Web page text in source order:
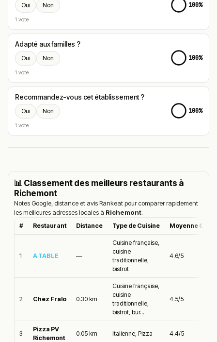
Oui Non
1 vote
100%
Adapté aux familles ?
Oui Non
1 vote
100%
Recommandez-vous cet établissement ?
Oui Non
1 vote
100%
📊 Classement des meilleurs restaurants à
Richemont
Notes Google, distance et avis Rankeat pour comparer rapidement
les meilleures adresses locales à Richemont.
# Restaurant Distance Type de Cuisine Moyenne
1 A TABLE —
Cuisine française,
cuisine
traditionnelle,
bistrot
4.6/5
2 Chez Fralo 0.30 km
Cuisine française,
cuisine
traditionnelle,
bistrot, bur...
4.5/5
3
Pizza PV
Richemont
0.05 km Italienne, Pizza 4.4/5